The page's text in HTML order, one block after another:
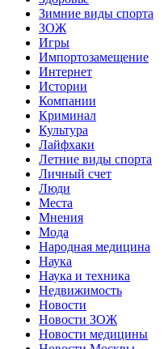
Зимние виды спорта
ЗОЖ
Игры
Импортозамещение
Интернет
Истории
Компании
Криминал
Культура
Лайфхаки
Летние виды спорта
Личный счет
Люди
Места
Мнения
Мода
Народная медицина
Наука
Наука и техника
Недвижимость
Новости
Новости ЗОЖ
Новости медицины